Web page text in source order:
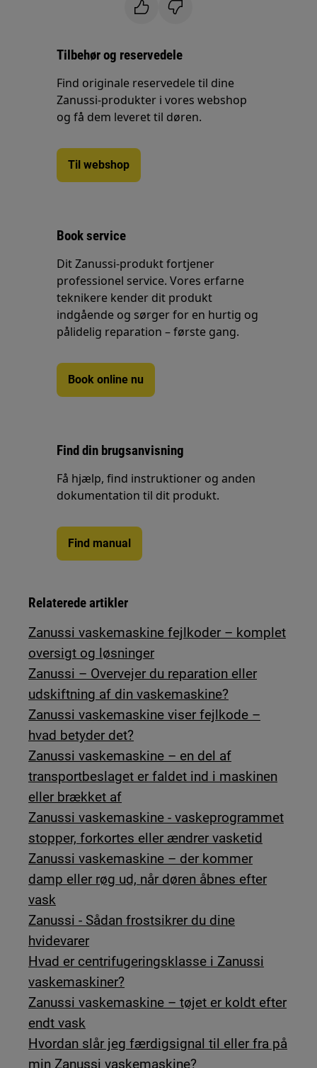
Tilbehør og reservedele
Find originale reservedele til dine
Zanussi-produkter i vores webshop
og få dem leveret til døren.
Til webshop
Book service
Dit Zanussi-produkt fortjener
professionel service. Vores erfarne
teknikere kender dit produkt
indgående og sørger for en hurtig og
pålidelig reparation – første gang.
Book online nu
Find din brugsanvisning
Få hjælp, find instruktioner og anden
dokumentation til dit produkt.
Find manual
Relaterede artikler
Zanussi vaskemaskine fejlkoder – komplet
oversigt og løsninger
Zanussi – Overvejer du reparation eller
udskiftning af din vaskemaskine?
Zanussi vaskemaskine viser fejlkode –
hvad betyder det?
Zanussi vaskemaskine – en del af
transportbeslaget er faldet ind i maskinen
eller brækket af
Zanussi vaskemaskine - vaskeprogrammet
stopper, forkortes eller ændrer vasketid
Zanussi vaskemaskine – der kommer
damp eller røg ud, når døren åbnes efter
vask
Zanussi - Sådan frostsikrer du dine
hvidevarer
Hvad er centrifugeringsklasse i Zanussi
vaskemaskiner?
Zanussi vaskemaskine – tøjet er koldt efter
endt vask
Hvordan slår jeg færdigsignal til eller fra på
min Zanussi vaskemaskine?